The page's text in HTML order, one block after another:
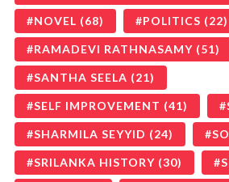
NOVEL (68) POLITICS (22)
RAMADEVI RATHNASAMY (51)
SANTHA SEELA (21)
SELF IMPROVEMENT (41)
SHARMILA SEYYID (24)
SRILANKA HISTORY (30)